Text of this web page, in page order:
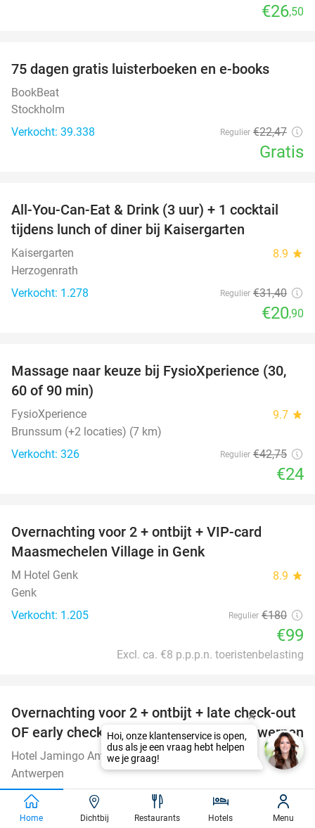
€26,50
75 dagen gratis luisterboeken en e-books
BookBeat
Stockholm
Verkocht: 39.338
Regulier €22,47
Gratis
33%
All-You-Can-Eat & Drink (3 uur) + 1 cocktail
tijdens lunch of diner bij Kaisergarten
Kaisergarten 8.9 star
Herzogenrath
Verkocht: 1.278
Regulier €31,40
€20,90
44%
Massage naar keuze bij FysioXperience (30,
60 of 90 min)
FysioXperience 9.7 star
Brunssum (+2 locaties) (7 km)
Verkocht: 326
Regulier €42,75
€24
Overnachting voor 2 + ontbijt + VIP-card
Maasmechelen Village in Genk
M Hotel Genk 8.9 star
Genk
Verkocht: 1.205
Regulier €180
€99
Excl. ca. €8 p.p.p.n. toeristenbelasting
51%
Overnachting voor 2 + ontbijt + late check-out
OF early check-in + evt. parkeren in Antwerpen
Hotel Jamingo Antwerpen 9.4star
Antwerpen
Verkocht: 480
€204
€99
Home Dichtbij Restaurants Hotels Menu
Hoi, onze klantenservice is open,
dus als je een vraag hebt helpen
we je graag!